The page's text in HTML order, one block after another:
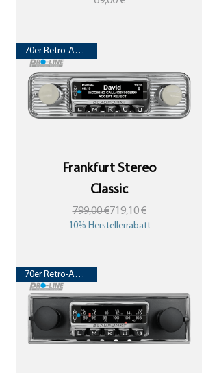
70er Retro-Autoradio
Frankfurt Stereo
Classic
Standardpreis
799,00 €Sale-Preis
719,10 €
10% Herstellerrabatt
70er Retro-Autoradio